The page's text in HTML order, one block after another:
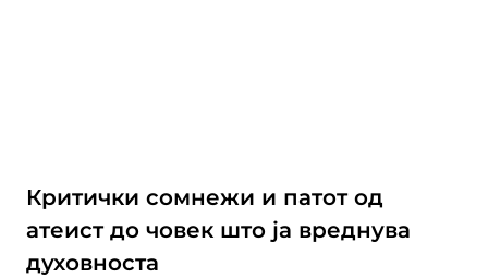
Критички сомнежи и патот од
атеист до човек што ја вреднува
духовноста